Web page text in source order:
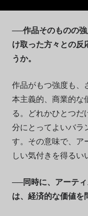
──作品そのものの
け取った方々との反
うか。
作品がもつ強度も、
本主義的、商業的な
る。どれかひとつだ
分にとってよいバラ
す。その意味で、ア
しい気付きを得るい
──同時に、アーテ
は、経済的な価値を